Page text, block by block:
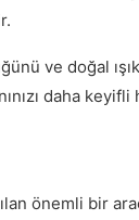
ve doğal
daha
önemli bir